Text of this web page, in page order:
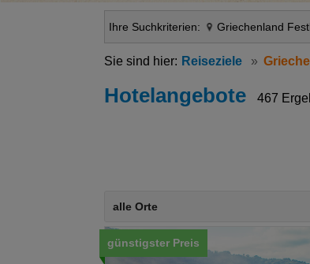
Ihre Suchkriterien: Griechenland
Reiseziele
Hotelangebote 467
alle Orte
günstigster Preis